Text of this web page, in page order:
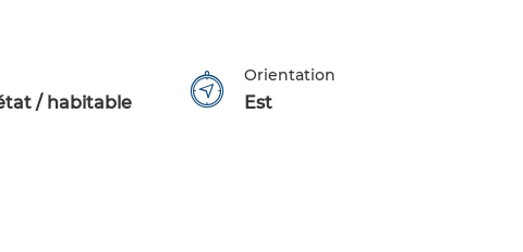
/ habitable
Orientation
Est